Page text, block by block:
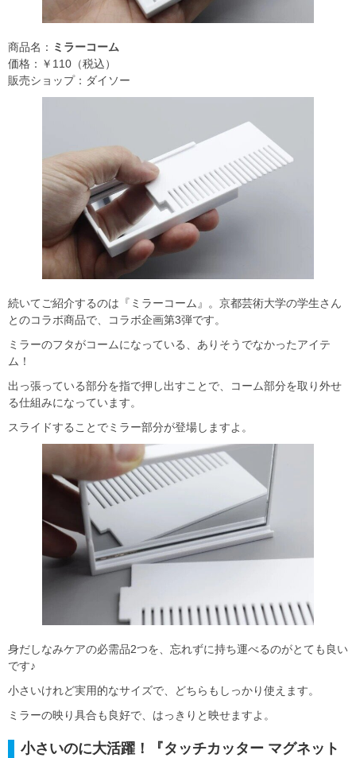
商品名： ミラーコーム
価格：￥110（税込）
販売ショップ：ダイソー
続いてご紹介するのは『ミラーコーム』。京都芸術大学の学生さん
とのコラボ商品で、コラボ企画第3弾です。
ミラーのフタがコームになっている、ありそうでなかったアイテ
ム！
出っ張っている部分を指で押し出すことで、コーム部分を取り外せ
る仕組みになっています。
スライドすることでミラー部分が登場しますよ。
身だしなみケアの必需品2つを、忘れずに持ち運べるのがとても良い
です♪
小さいけれど実用的なサイズで、どちらもしっかり使えます。
ミラーの映り具合も良好で、はっきりと映せますよ。
小さいのに大活躍！『タッチカッター マグネット